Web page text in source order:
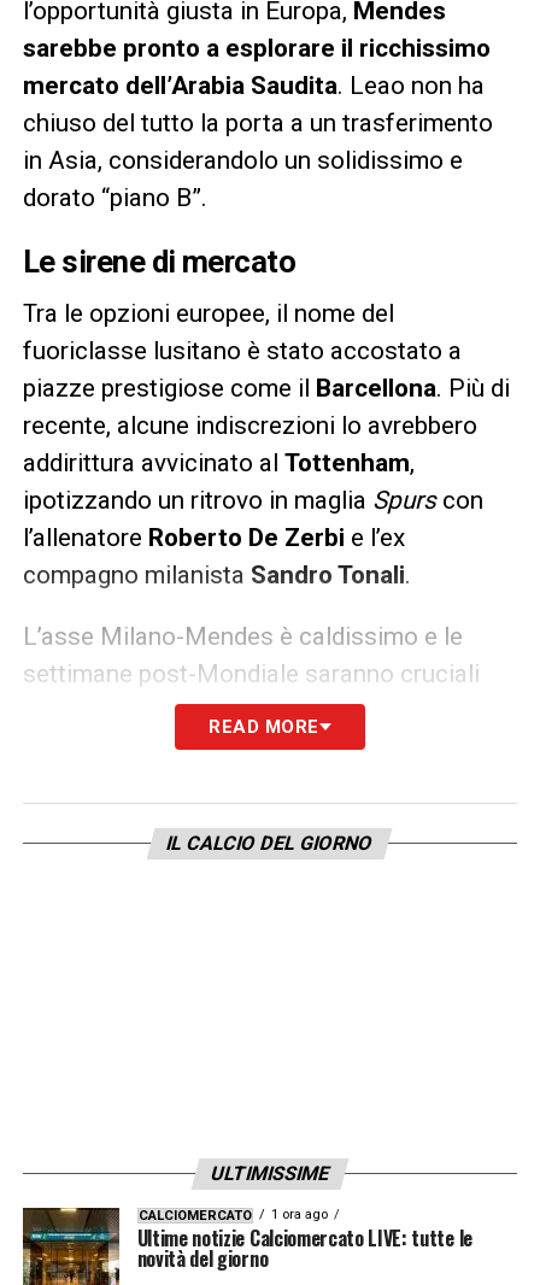
l’opportunità giusta in Europa, Mendes
sarebbe pronto a esplorare il ricchissimo
mercato dell’Arabia Saudita. Leao non ha
chiuso del tutto la porta a un trasferimento
in Asia, considerandolo un solidissimo e
dorato “piano B”.
Le sirene di mercato
Tra le opzioni europee, il nome del
fuoriclasse lusitano è stato accostato a
piazze prestigiose come il Barcellona. Più di
recente, alcune indiscrezioni lo avrebbero
addirittura avvicinato al Tottenham,
ipotizzando un ritrovo in maglia Spurscon
l’allenatore Roberto De Zerbi e l’ex
compagno milanista Sandro Tonali.
L’asse Milano-Mendes è caldissimo e le
settimane post-Mondiale saranno cruciali
per decidere il futuro del numero 10
LA PLAYLIST DELLE NOSTRE TOP NEWS
READ MORE
IL CALCIO DEL GIORNO
ULTIMISSIME
CALCIOMERCATO 1 ora ago
Ultime notizie Calciomercato LIVE: tutte le
novità del giorno